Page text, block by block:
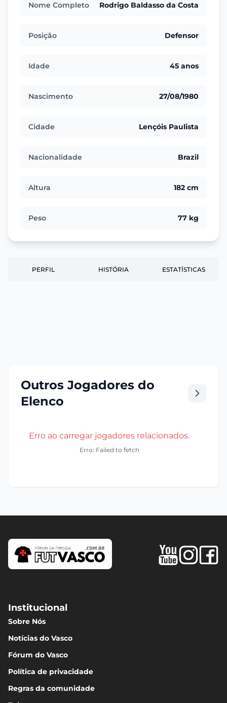
Nome Completo Rodrigo Baldasso da Costa
Posição Defensor
Idade 45 anos
Nascimento 27/08/1980
Cidade Lençóis Paulista
Nacionalidade Brazil
Altura 182 cm
Peso 77 kg
PERFIL HISTÓRIA ESTATÍSTICAS
Outros Jogadores do
Elenco
Erro ao carregar jogadores relacionados.
Erro: Failed to fetch
Institucional
Sobre Nós
Notícias do Vasco
Fórum do Vasco
Política de privacidade
Regras da comunidade